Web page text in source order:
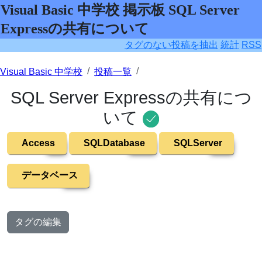
Visual Basic 中学校 掲示板 SQL Server
Expressの共有について
タグのない投稿を抽出 統計 RSS
Visual Basic 中学校 投稿一覧
SQL Server Expressの共有につ
いて
Access SQLDatabase SQLServer
データベース
タグの編集